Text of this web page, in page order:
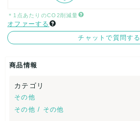
＊1点あたりのCO2削減量
オファーする
チャットで質問する
商品情報
カテゴリ
その他
その他 / その他